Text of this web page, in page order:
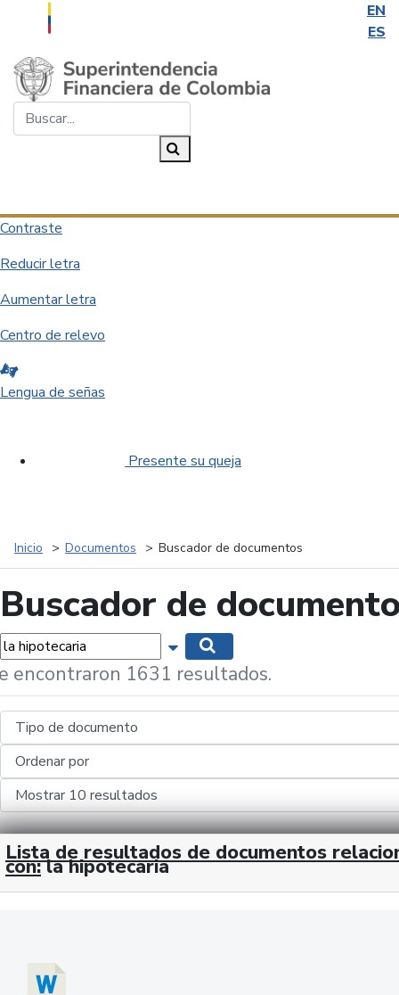
EN
ES
Saltar al contenido principal
Contraste
Reducir letra
Aumentar letra
Centro de relevo
Lengua de señas
Presente su queja
Inicio Documentos Buscador de documentos
Buscador de
Mostrar opciones de búsqueda
encontraron 1631 resultados.
Lista de resultados de documentos
con: la hipotecaria